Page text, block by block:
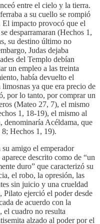
entre el cielo y la tierra.
a su cuello se rompió
El impacto provocó que el
desparramaran (Hechos 1,
su destino último no
Judas dejaba
del Templo debían
un empleo a las treinta
había devuelto el
ya que era precio de
por lo tanto, por comprar un
(Mateo 27, 7), el mismo
1, 18-19), el mismo al
denominaría Acéldama, que
Hechos 1, 19).
amigo el emperador
descrito como de “un
duro” que caracterizó su
el robo, la opresión, las
sin juicio y una crueldad
ejerció el poder desde
de acuerdo con la
el cuadro no resulta
alzado al poder por el